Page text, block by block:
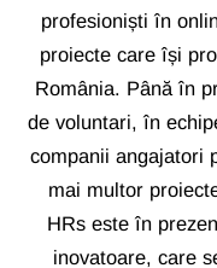
profesioniști în
proiecte care își
România. Până în
de voluntari, în
companii angajatori
mai multor
HRs este în
inovatoare, care